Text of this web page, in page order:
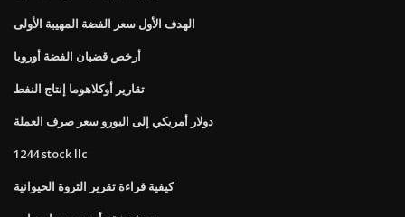
الهدف الأول سعر الفضة المهيبة الأولى
أرخص قضبان الفضة أوروبا
تقارير أوكلاهوما إنتاج النفط
دولار أمريكي إلى اليورو سعر صرف العملة
1244 stock llc
كيفية قراءة تقرير الثروة الحيوانية